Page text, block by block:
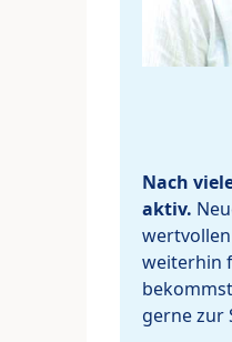
Nach
aktiv.
weiterhin
gerne zur